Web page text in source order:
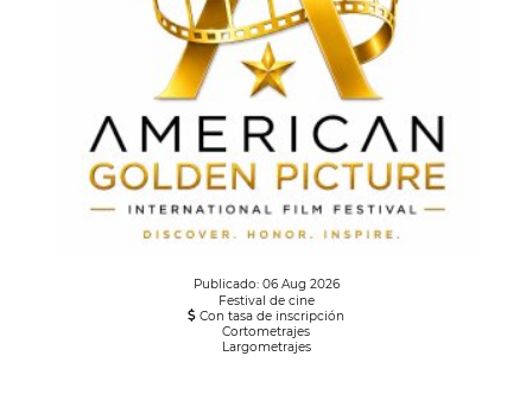
Publicado: 06 Aug 2026
Festival de cine
Con tasa de inscripción
Cortometrajes
Largometrajes